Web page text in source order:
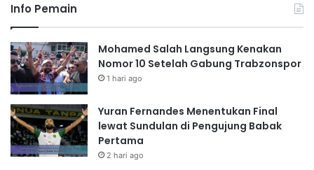
Info Pemain
Mohamed Salah Langsung Kenakan
Nomor 10 Setelah Gabung Trabzonspor
1 hari ago
Yuran Fernandes Menentukan Final
lewat Sundulan di Pengujung Babak
Pertama
2 hari ago